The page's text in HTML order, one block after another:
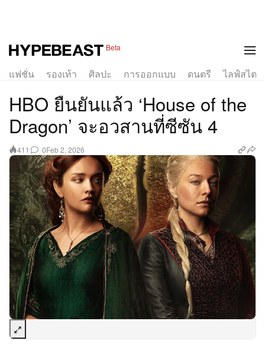
Beta
แฟชั่น รองเท้า ศิลปะ การออกแบบ ดนตรี ไลฟ์สไตล์
HBO ยืนยันแล้ว ‘House of the
Dragon’ จะอวสานที่ซีซัน 4
411 0Feb 2, 2026